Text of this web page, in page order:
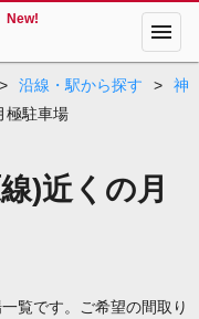
New! menu
> 沿線・駅から探す >
神
極駐車場
)近くの月
覧です。ご希望の間取り